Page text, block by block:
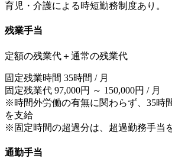
育児・介護による時短勤務制度あり。
残業手当
定額の残業代＋通常の残業代
固定残業時間 35時間 / 月
固定残業代 97,000円 ～ 150,000円 / 月
※時間外労働の有無に関わらず、35時
を支給
※固定時間の超過分は、超過勤務手当
通勤手当